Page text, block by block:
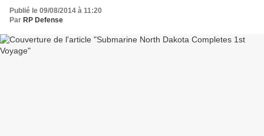
Publié le 09/08/2014 à 11:20
Par RP Defense